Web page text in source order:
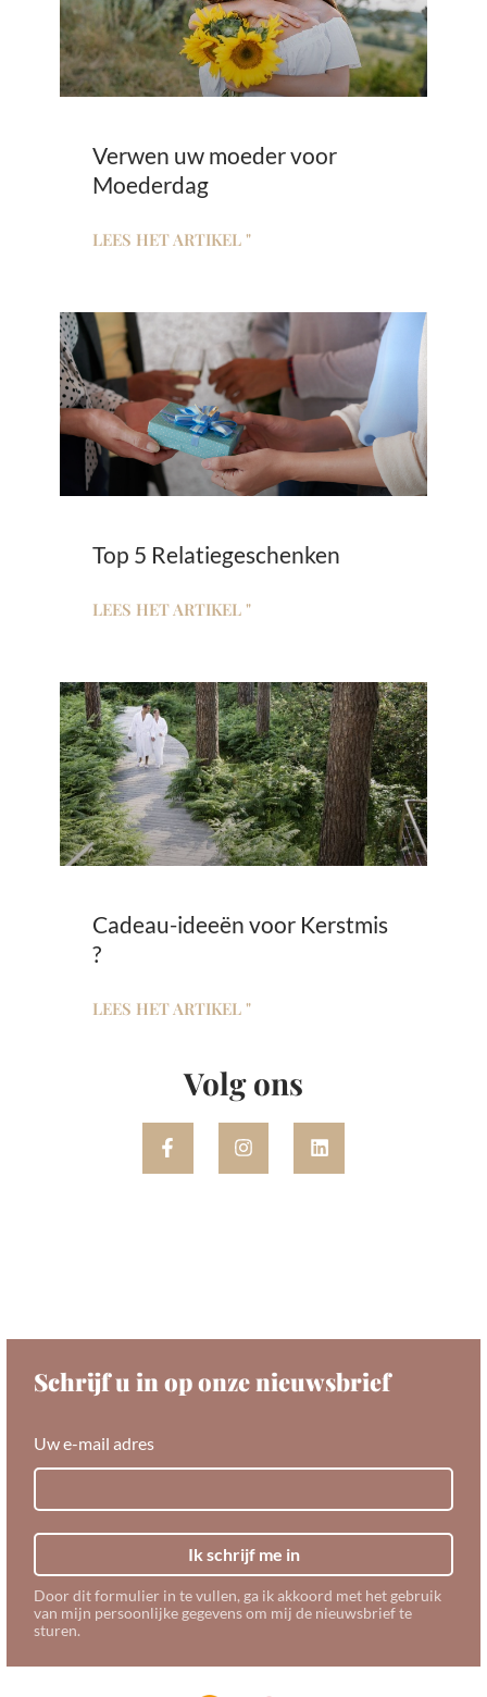
Verwen uw moeder voor
Moederdag
LEES HET ARTIKEL "
Top 5 Relatiegeschenken
LEES HET ARTIKEL "
Cadeau-ideeën voor Kerstmis
?
LEES HET ARTIKEL "
Volg ons
Schrijf u in op onze nieuwsbrief
Uw e-mail adres
Ik schrijf me in
Door dit formulier in te vullen, ga ik akkoord met het gebruik
van mijn persoonlijke gegevens om mij de nieuwsbrief te
sturen.